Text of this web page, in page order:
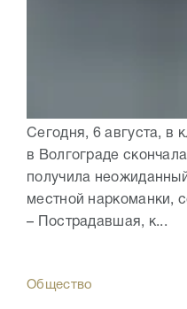
Сегодня, 6 августа, в
в Волгограде
получила
местной наркоманки,
– Пострадавшая, к...
Общество